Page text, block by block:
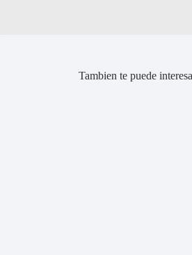
Tambien te puede